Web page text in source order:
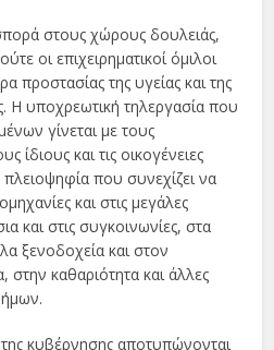
στους χώρους δουλειάς,
οι επιχειρηματικοί όμιλοι
προστασίας της υγείας και της
Η υποχρεωτική τηλεργασία που
γίνεται με τους
ίδιους και τις οικογένειες
που συνεχίζει να
και στις μεγάλες
και στις συγκοινωνίες, στα
ξενοδοχεία και στον
στην καθαριότητα και άλλες
κυβέρνησης αποτυπώνονται